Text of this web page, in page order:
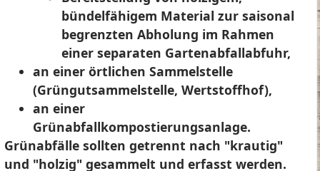
bündelfähigem Material zur saisonal
begrenzten Abholung im Rahmen
einer separaten Gartenabfallabfuhr,
an einer örtlichen Sammelstelle
(Grüngutsammelstelle, Wertstoffhof),
an einer
Grünabfallkompostierungsanlage.
Grünabfälle sollten getrennt nach "krautig"
und "holzig" gesammelt und erfasst werden.